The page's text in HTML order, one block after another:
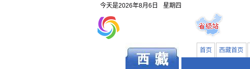
今天是2026年8月6日 星期四
首页 西藏首页